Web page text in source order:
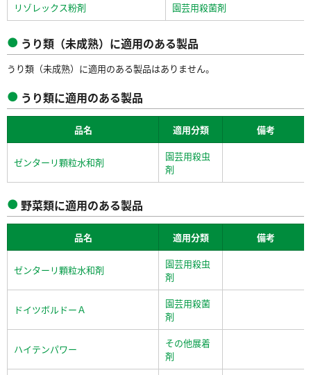
リゾレックス粉剤
園芸用殺菌剤
うり類（未成熟）に適用のある製品
うり類（未成熟）に適用のある製品はありません。
うり類に適用のある製品
品名 適用分類 備考
ゼンターリ顆粒水和剤
園芸用殺虫
剤
野菜類に適用のある製品
品名 適用分類 備考
ゼンターリ顆粒水和剤
園芸用殺虫
剤
ドイツボルドーＡ
園芸用殺菌
剤
ハイテンパワー
その他展着
剤